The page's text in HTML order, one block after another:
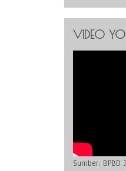
VIDEO
Sumber: BPBD